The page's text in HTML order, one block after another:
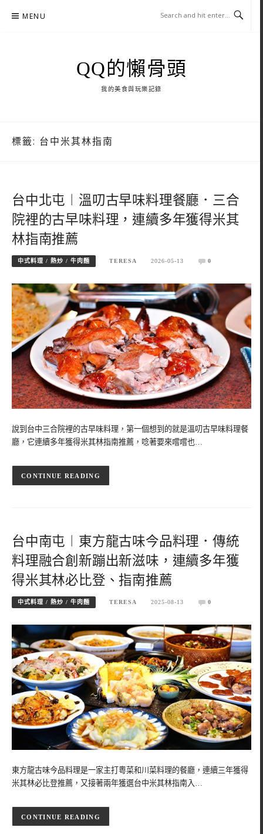
MENU
QQ的懶骨頭
我的美食與玩樂記錄
標籤: 台中米其林指南
台中北屯︱溫叨古早味料理餐廳．三合
院裡的古早味料理，連續多年獲得米其
林指南推薦
中式料理 / 熱炒 / 牛肉麵 TERESA 2026-05-13 0
說到台中三合院裡的古早味料理，第一個想到的就是溫叨古早味料理餐
廳，它連續多年獲得米其林指南推薦，唸著要來嚐嚐也…
CONTINUE READING
台中南屯︱東方龍古味今品料理．傳統
料理融合創新蹦出新滋味，連續多年獲
得米其林必比登、指南推薦
中式料理 / 熱炒 / 牛肉麵 TERESA 2025-08-13 0
東方龍古味今品料理是一家主打粵菜和川菜料理的餐廳，連續三年獲得
米其林必比登推薦，又接著兩年獲選台中米其林指南入…
CONTINUE READING